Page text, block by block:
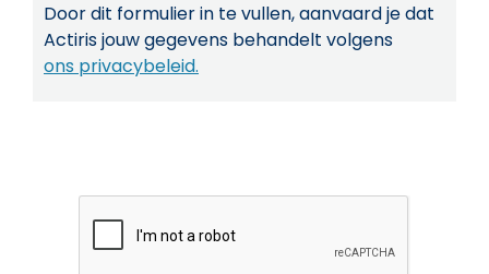
Door dit formulier in te vullen, aanvaard je dat
Actiris jouw gegevens behandelt volgens
ons privacybeleid.